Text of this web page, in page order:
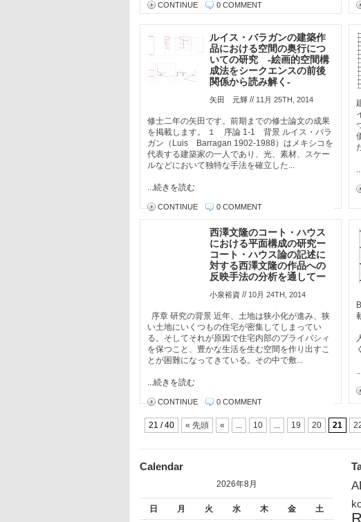
CONTINUE 0 COMMENT
ルイス・バラガンの建築作
品における空間の奥行につ
いての研究 ‐絵画的空間構
成法をシークエンスの前後
関係から読み解く‐
矢田 元輝 // 11月 25TH, 2014
修士二年の矢田です。前期までの修士論文の成果
を掲載します。 １ 序論 1-1 背景 ルイス・バラ
ガン（Luis Barragan 1902-1988）はメキシコを
代表する建築家の一人であり、光、素材、スケー
ルなどにおいて独特な手法を確立した...
...続きを読む
CONTINUE 0 COMMENT
西澤文隆のコート・ハウス
における平面構成の研究ー
コート・ハウス論の記述に
対する西澤文隆の作品への
反映手法の分析を通してー
小泉裕資 // 10月 24TH, 2014
序章 研究の背景 近年、土地は狭小化が進み、狭
い土地にいくつもの住宅が密集してしまってい
る。そしてそれが原因で住宅内部のプライバシィ
を保つこと、豊かな生活を生む空間を作り出すこ
とが困難になってきている。その中で敷...
...続きを読む
CONTINUE 0 COMMENT
21 / 40 « 先頭 « ... 10 ... 19 20 21
Calendar
2026年8月
日 月 火 水 木 金 土